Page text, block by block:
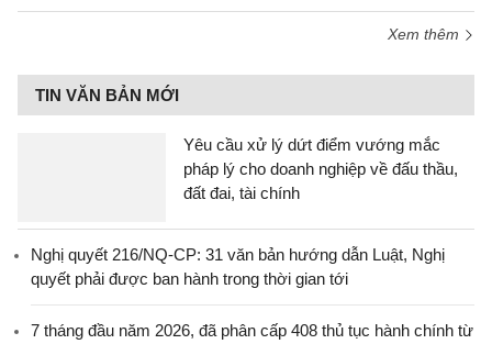
Xem thêm
TIN VĂN BẢN MỚI
Yêu cầu xử lý dứt điểm vướng mắc
pháp lý cho doanh nghiệp về đấu thầu,
đất đai, tài chính
Nghị quyết 216/NQ-CP: 31 văn bản hướng dẫn Luật, Nghị
quyết phải được ban hành trong thời gian tới
7 tháng đầu năm 2026, đã phân cấp 408 thủ tục hành chính từ